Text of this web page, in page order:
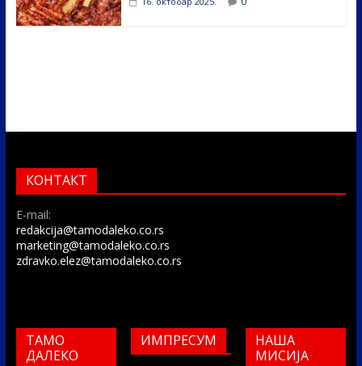
КОНТАКТ
E-mail:
redakcija@tamodaleko.co.rs
marketing@tamodaleko.co.rs
zdravko.elez@tamodaleko.co.rs
ТАМО
ДАЛЕКО
ИМПРЕСУМ
НАША
МИСИЈА